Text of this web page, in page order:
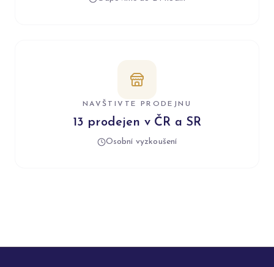
NAVŠTIVTE PRODEJNU
13 prodejen v ČR a SR
Osobní vyzkoušení